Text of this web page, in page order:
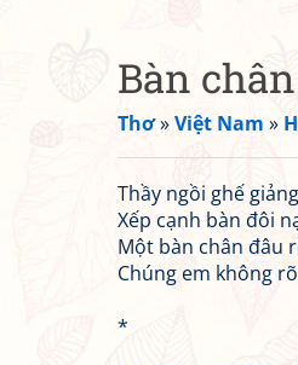
Bàn
Thơ»Việt Nam »
Thầy ngồi ghế
Xếp cạnh bàn đôi
Một bàn chân đâu
Chúng em không rõ
*